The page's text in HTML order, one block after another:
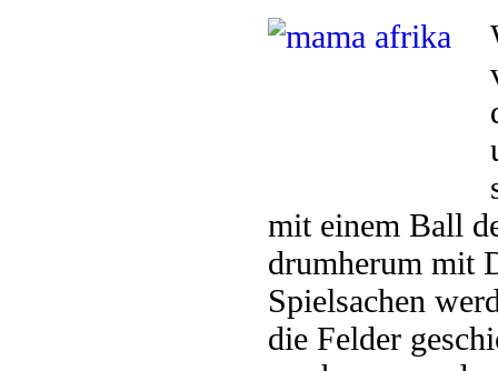
mit einem Ball
drumherum mit
Spielsachen
die Felder